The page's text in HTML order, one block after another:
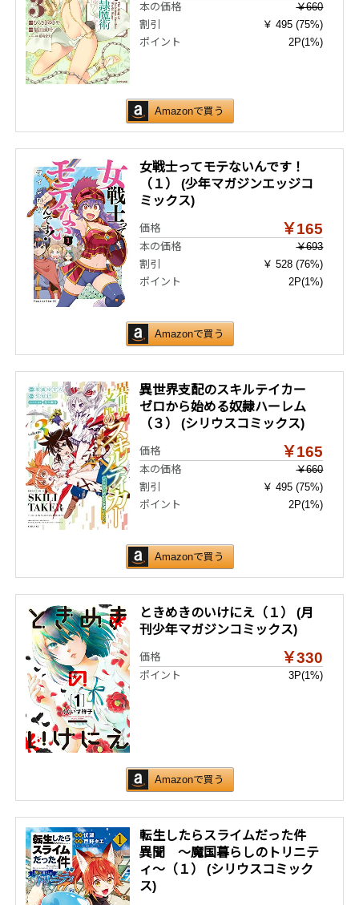
本の価格
￥660
割引
￥ 495 (75%)
ポイント
2P(1%)
Amazonで買う
女戦士ってモテないんです！
（１） (少年マガジンエッジコ
ミックス)
価格 ￥165
本の価格
￥693
割引
￥ 528 (76%)
ポイント
2P(1%)
Amazonで買う
異世界支配のスキルテイカー
ゼロから始める奴隷ハーレム
（３） (シリウスコミックス)
価格 ￥165
本の価格
￥660
割引
￥ 495 (75%)
ポイント
2P(1%)
Amazonで買う
ときめきのいけにえ（１） (月
刊少年マガジンコミックス)
価格 ￥330
ポイント 3P(1%)
Amazonで買う
転生したらスライムだった件
異聞 ～魔国暮らしのトリニテ
ィ～（１） (シリウスコミック
ス)